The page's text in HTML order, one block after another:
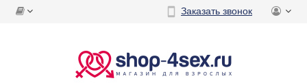
Заказать звонок